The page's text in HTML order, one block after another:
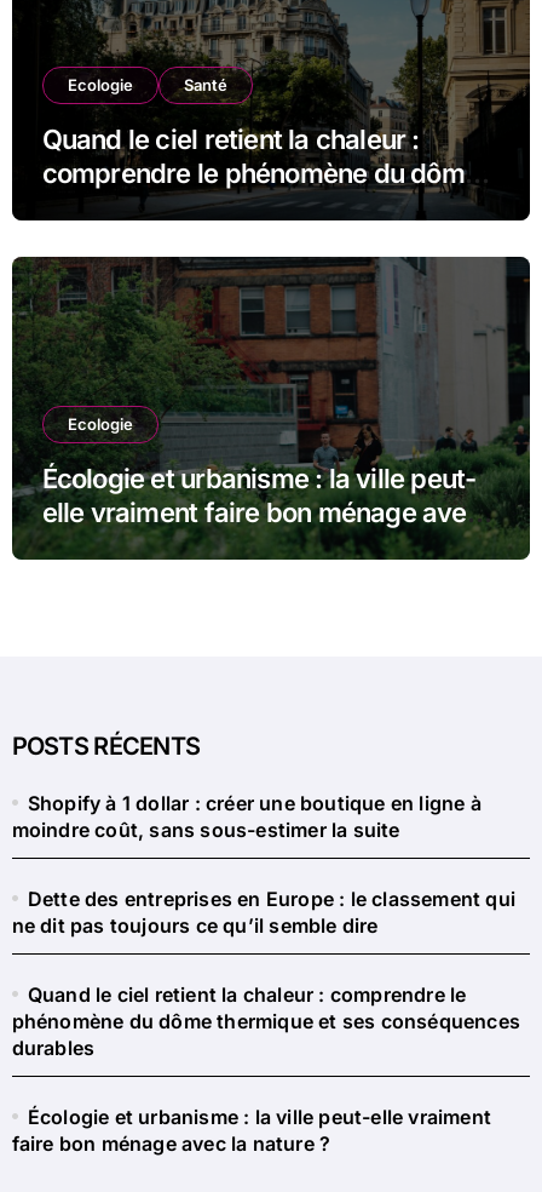
Ecologie Santé
Quand le ciel retient la chaleur :
comprendre le phénomène du dôme
thermique et ses conséquences
Ecologie
Écologie et urbanisme : la ville peut-
elle vraiment faire bon ménage avec
la nature ?
POSTS RÉCENTS
Shopify à 1 dollar : créer une boutique en ligne à
moindre coût, sans sous-estimer la suite
Dette des entreprises en Europe : le classement qui
ne dit pas toujours ce qu’il semble dire
Quand le ciel retient la chaleur : comprendre le
phénomène du dôme thermique et ses conséquences
durables
Écologie et urbanisme : la ville peut-elle vraiment
faire bon ménage avec la nature ?